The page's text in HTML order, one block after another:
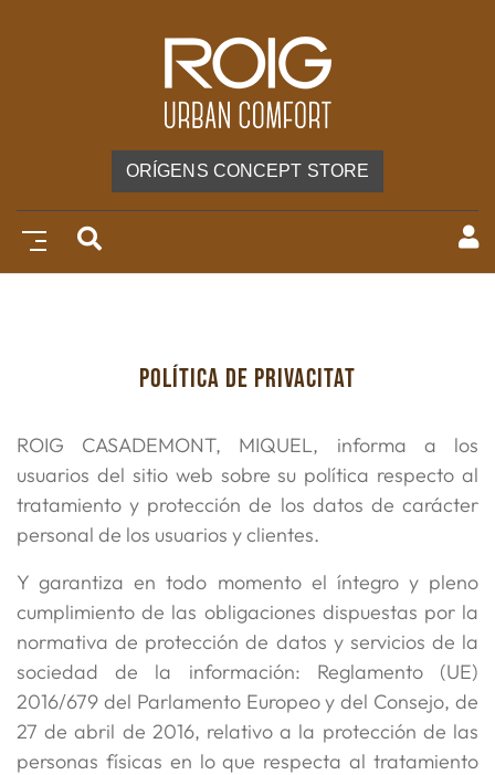
ORÍGENS CONCEPT STORE
POLÍTICA DE PRIVACITAT
ROIG CASADEMONT, MIQUEL, informa a los
usuarios del sitio web sobre su política respecto al
tratamiento y protección de los datos de carácter
personal de los usuarios y clientes.
Y garantiza en todo momento el íntegro y pleno
cumplimiento de las obligaciones dispuestas por la
normativa de protección de datos y servicios de la
sociedad de la información: Reglamento (UE)
2016/679 del Parlamento Europeo y del Consejo, de
27 de abril de 2016, relativo a la protección de las
personas físicas en lo que respecta al tratamiento